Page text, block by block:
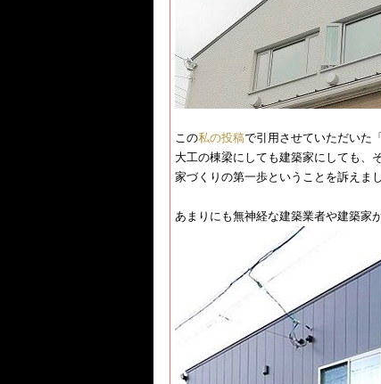
この​私の投稿​で引用させていただいた「​
大工の棟梁にしても建築家にしても、
家づくりの第一歩ということを訴えまし
あまりにも無神経な建築業者や建築家